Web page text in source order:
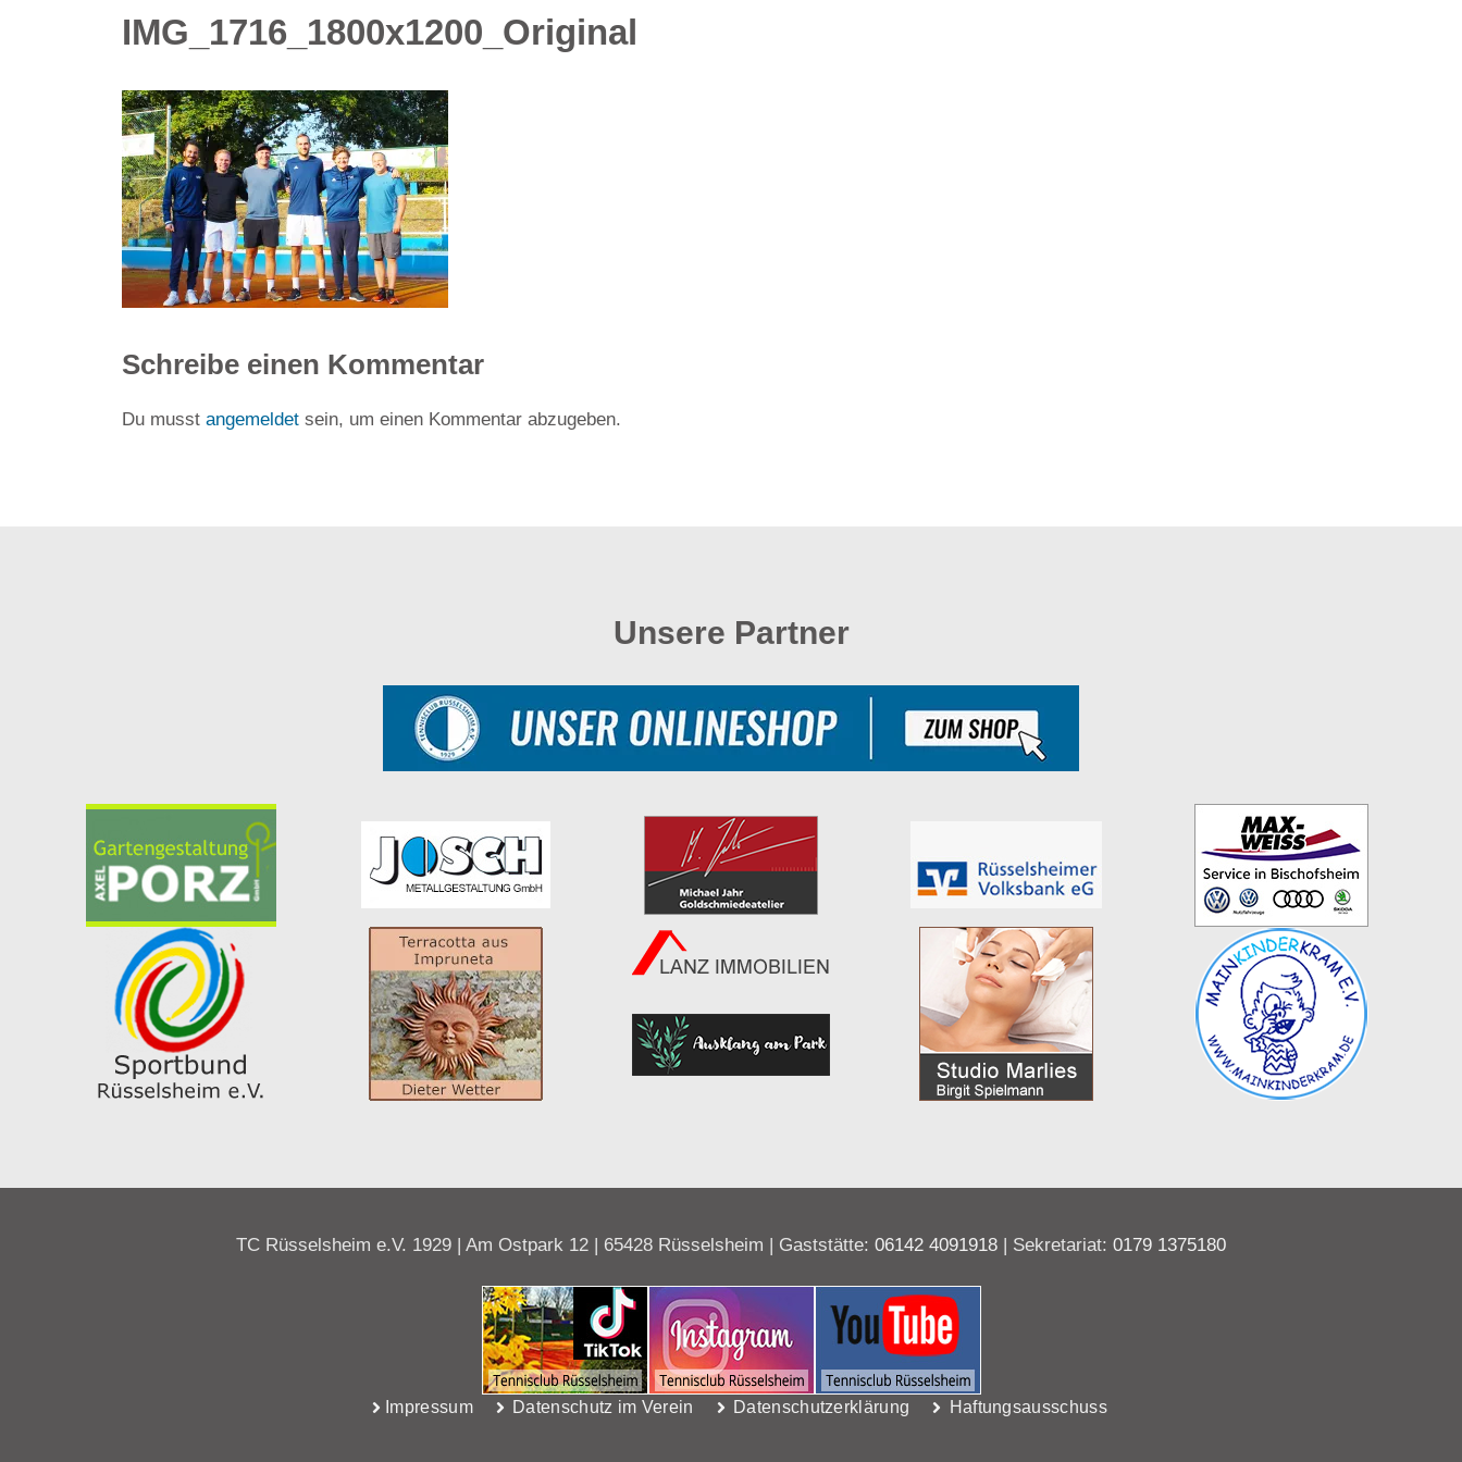
IMG_1716_1800x1200_Original
Schreibe einen Kommentar
Du musst angemeldet sein, um einen Kommentar abzugeben.
Unsere Partner
TC Rüsselsheim e.V. 1929 | Am Ostpark 12 | 65428 Rüsselsheim | Gaststätte: 06142 4091918 | Sekretariat: 0179 1375180
Impressum Datenschutz im Verein Datenschutzerklärung Haftungsausschuss